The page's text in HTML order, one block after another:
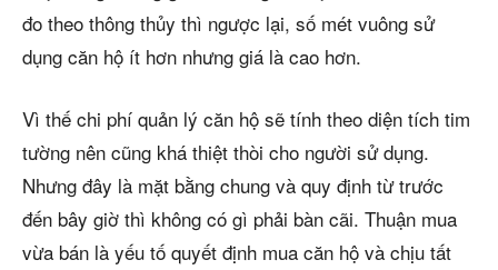
đo theo thông thủy thì ngược lại, số mét vuông sử
dụng căn hộ ít hơn nhưng giá là cao hơn.
Vì thế chi phí quản lý căn hộ sẽ tính theo diện tích tim
tường nên cũng khá thiệt thòi cho người sử dụng.
Nhưng đây là mặt bằng chung và quy định từ trước
đến bây giờ thì không có gì phải bàn cãi. Thuận mua
vừa bán là yếu tố quyết định mua căn hộ và chịu tất